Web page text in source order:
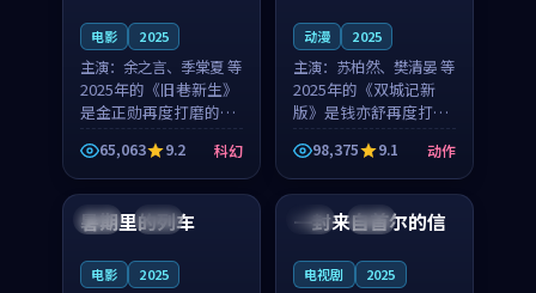
电影 2025
主演： 余之言、季棠夏 等
2025年的《旧巷新生》
是金正勋再度打磨的科
幻佳作。英国的取景与
雨夜物语的氛围相互成
就，余之言与季棠夏的
对手戏自然克制，让整
部影片在悬念与温度
65,063 9.2 科幻
动漫 2025
主演： 苏柏然、樊清晏 等
2025年的《双城记新
版》是钱亦舒再度打磨
的动作佳作。中国大陆
的取景与沙漠探险的氛
围相互成就，苏柏然与
樊清晏的对手戏自然克
制，让整部影片在悬念
98,375 9.1 动作
中国 杜比
暑期里的列车
电影 2025
韩国 热播
一封来自首尔的信
电视剧 2025